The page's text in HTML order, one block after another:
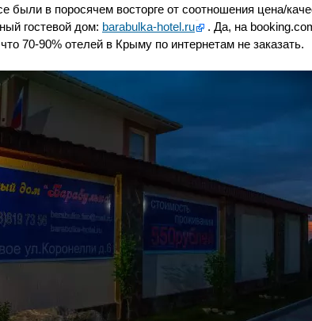
были в поросячем восторге от соотношения цена/
гостевой дом: barabulka-hotel.ru
. Да, на
70-90% отелей в Крыму по интернетам не заказать.